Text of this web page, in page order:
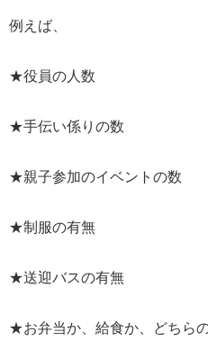
例えば、
★役員の人数
★手伝い係りの数
★親子参加のイベントの数
★制服の有無
★送迎バスの有無
★お弁当か、給食か、どちら